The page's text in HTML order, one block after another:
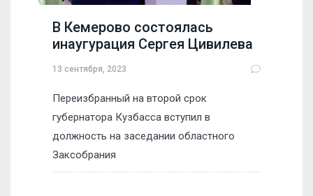
В Кемерово состоялась
инаугурация Сергея Цивилева
13 сентября, 2023
Переизбранный на второй срок
губернатора Кузбасса вступил в
должность на заседании областного
Заксобрания